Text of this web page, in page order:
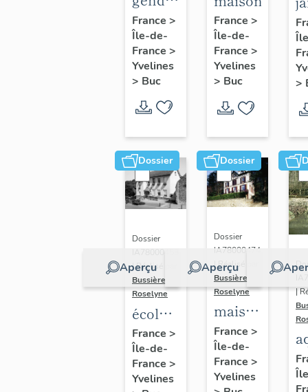
actuellement
immeuble
France >
Île-de-
France >
Yvelines
> Buc
France >
Île-de-
France >
Yvelines
> Buc
>
Dossier
Aperçu
Dossier
| Réalisé par
Bussière
Roselyne
école
primaire
de
filles,
France >
Île-de-
France >
Yvelines
Dossier
Aperçu
Dossier
IA78000474
| Réalisé par
Bussière
Roselyne
maison
dite
villa
Saint
Marie
France >
Île-de-
France >
Yvelines
|